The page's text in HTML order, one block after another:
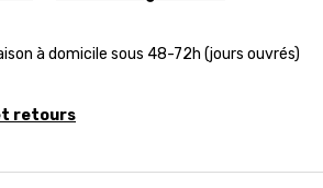
à domicile sous 48-72h (jours ouvrés)
retours